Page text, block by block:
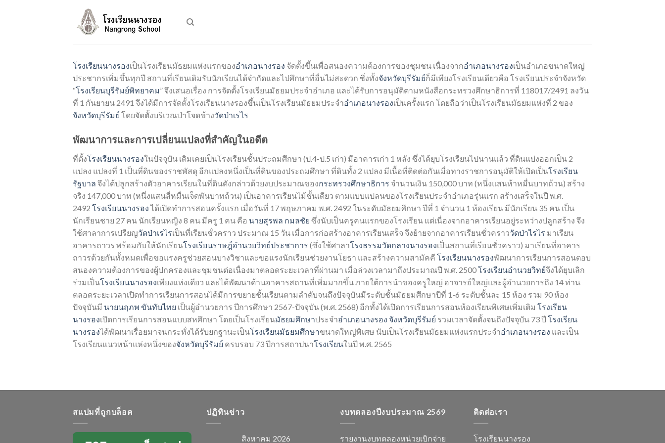
โรงเรียนนางรองเป็นโรงเรียนมัธยมแห่งแรกของอำเภอนางรอง จัดตั้งขึ้นเพื่อสนองความต้องการของชุมชน เนื่องจากอำเภอนางรองเป็นอำเภอขนาดใหญ่
ประชากรเพิ่มขึ้นทุกปี สถานที่เรียนเดิมรับนักเรียนได้จำกัดและไปศึกษาที่อื่นไม่สะดวก ซึ่งทั้งจังหวัดบุรีรัมย์ก็มีเพียงโรงเรียนเดียวคือ โรงเรียนประจำจังหวัด
“โรงเรียนบุรีรัมย์พิทยาคม” จึงเสนอเรื่อง การจัดตั้งโรงเรียนมัธยมประจำอำเภอ และได้รับการอนุมัติตามหนังสือกระทรวงศึกษาธิการที่ 118017/2491 ลงวัน
ที่ 1 กันยายน 2491 จึงได้มีการจัดตั้งโรงเรียนนางรองขึ้นเป็นโรงเรียนมัธยมประจำอำเภอนางรองเป็นครั้งแรก โดยถือว่าเป็นโรงเรียนมัธยมแห่งที่ 2 ของ
จังหวัดบุรีรัมย์ โดยจัดตั้งบริเวณป่าโจดข้างวัดป่าเรไร
พัฒนาการและการเปลี่ยนแปลงที่สำคัญในอดีต
ที่ตั้งโรงเรียนนางรองในปัจจุบัน เดิมเคยเป็นโรงเรียนชั้นประถมศึกษา (ป.4-ป.5 เก่า) มีอาคารเก่า 1 หลัง ซึ่งได้ยุบโรงเรียนไปนานแล้ว ที่ดินแบ่งออกเป็น 2
แปลง แปลงที่ 1 เป็นที่ดินของราชพัสดุ อีกแปลงหนึ่งเป็นที่ดินของประถมศึกษา ที่ดินทั้ง 2 แปลง มีเนื้อที่ติดต่อกันเมื่อทางราชการอนุมัติให้เปิดเป็นโรงเรียน
รัฐบาล จึงได้ปลูกสร้างตัวอาคารเรียนในที่ดินดังกล่าวด้วยงบประมาณของกระทรวงศึกษาธิการ จำนวนเงิน 150,000 บาท (หนึ่งแสนห้าหมื่นบาทถ้วน) สร้าง
จริง 147,000 บาท (หนึ่งแสนสี่หมื่นเจ็ดพันบาทถ้วน) เป็นอาคารเรียนไม้ชั้นเดียว ตามแบบแปลนของโรงเรียนประจำอำเภอรุ่นแรก สร้างเสร็จในปี พ.ศ.
2492 โรงเรียนนางรองได้เปิดทำการสอนครั้งแรก เมื่อวันที่ 17 พฤษภาคม พ.ศ. 2492 ในระดับมัธยมศึกษา ปีที่ 1 จำนวน 1 ห้องเรียน มีนักเรียน 35 คน เป็น
นักเรียนชาย 27 คน นักเรียนหญิง 8 คน มีครู 1 คน คือ นายสุรพล กมลชัย ซึ่งนับเป็นครูคนแรกของโรงเรียน แต่เนื่องจากอาคารเรียนอยู่ระหว่างปลูกสร้าง จึง
ใช้ศาลาการเปรียญวัดป่าเรไรเป็นที่เรียนชั่วคราว ประมาณ 15 วัน เมื่อการก่อสร้างอาคารเรียนเสร็จ จึงย้ายจากอาคารเรียนชั่วคราววัดป่าไรไร มาเรียน
อาคารถาวร พร้อมกับให้นักเรียนโรงเรียนราษฎ์อำนวยวิทย์ประชาการ (ซึ่งใช้ศาลาโรงธรรมวัดกลางนางรองเป็นสถานที่เรียนชั่วคราว) มาเรียนที่อาคาร
ถาวรด้วยกันทั้งหมดเพื่อขอแรงครูช่วยสอนบางวิชาและขอแรงนักเรียนช่วยงานโยธา และสร้างความสามัคคี โรงเรียนนางรองพัฒนาการเรียนการสอนตอบ
สนองความต้องการของผู้ปกครองและชุมชนต่อเนื่องมาตลอดระยะเวลาที่ผ่านมา เมื่อล่วงเวลามาถึงประมาณปี พ.ศ. 2500โรงเรียนอำนวยวิทย์จึงได้ยุบเลิก
ร่วมเป็นโรงเรียนนางรองเพียงแห่งเดียว และได้พัฒนาด้านอาคารสถานที่เพิ่มมากขึ้น ภายใต้การนำของครูใหญ่ อาจารย์ใหญ่และผู้อำนวยการถึง 14 ท่าน
ตลอดระยะเวลาเปิดทำการเรียนการสอนได้มีการขยายชั้นเรียนตามลำดับจนถึงปัจจุบันมีระดับชั้นมัธยมศึกษาปีที่ 1-6 ระดับชั้นละ 15 ห้อง รวม 90 ห้อง
ปัจจุบันมี นายนฤภพ ขันทับไทย เป็นผู้อำนวยการ ปีการศึกษา 2567-ปัจจุบัน (พ.ศ. 2568) อีกทั้งได้เปิดการเรียนการสอนห้องเรียนพิเศษเพิ่มเติม โรงเรียน
นางรองเปิดการเรียนการสอนแบบสหศึกษา โดยเป็นโรงเรียนมัธยมศึกษาประจำอำเภอนางรอง จังหวัดบุรีรัมย์ รวมเวลาจัดตั้งจนถึงปัจจุบัน 73 ปีโรงเรียน
นางรองได้พัฒนาเรื่อยมาจนกระทั่งได้รับยกฐานะเป็นโรงเรียนมัธยมศึกษาขนาดใหญ่พิเศษ นับเป็นโรงเรียนมัธยมแห่งแรกประจำอำเภอนางรอง และเป็น
โรงเรียนแนวหน้าแห่งหนึ่งของจังหวัดบุรีรัมย์ ครบรอบ 73 ปีการสถาปนาโรงเรียนในปี พ.ศ. 2565
สแปมที่ถูกบล็อค ปฏิทินข่าว
สิงหาคม 2026
งบทดลองปีงบประมาณ 2569
รายงานงบทดลองหน่วยเบิกจ่าย
ติดต่อเรา
โรงเรียนนางรอง